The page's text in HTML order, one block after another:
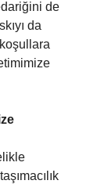
de
da